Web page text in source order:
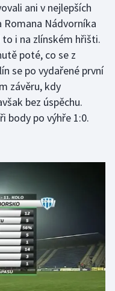
ani v nejlepších
Nádvorníka
i na zlínském hřišti.
poté, co se z
se po vydařené první
závěru, kdy
bez úspěchu.
body po výhře 1:0.